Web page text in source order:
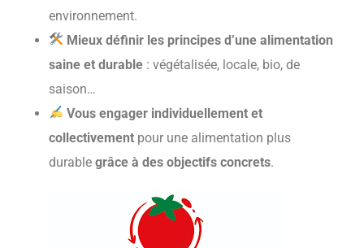
environnement.
Mieux définir les principes d’une alimentation
saine et durable : végétalisée, locale, bio, de
saison…
Vous engager individuellement et
collectivement pour une alimentation plus
durable grâce à des objectifs concrets.